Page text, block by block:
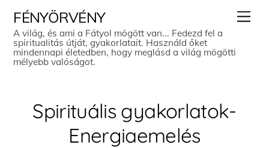
content
FÉNYÖRVÉNY
A világ, és ami a Fátyol mögött van... Fedezd fel a
spiritualitás útját, gyakorlatait. Használd őket
mindennapi életedben, hogy meglásd a világ mögötti
mélyebb valóságot.
Spirituális gyakorlatok-
Energiaemelés